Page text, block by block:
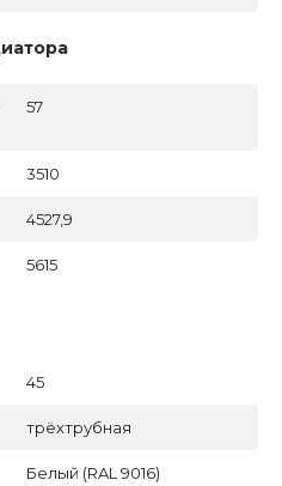
57
3510
4527,9
5615
45
трёхтрубная
Белый (RAL 9016)